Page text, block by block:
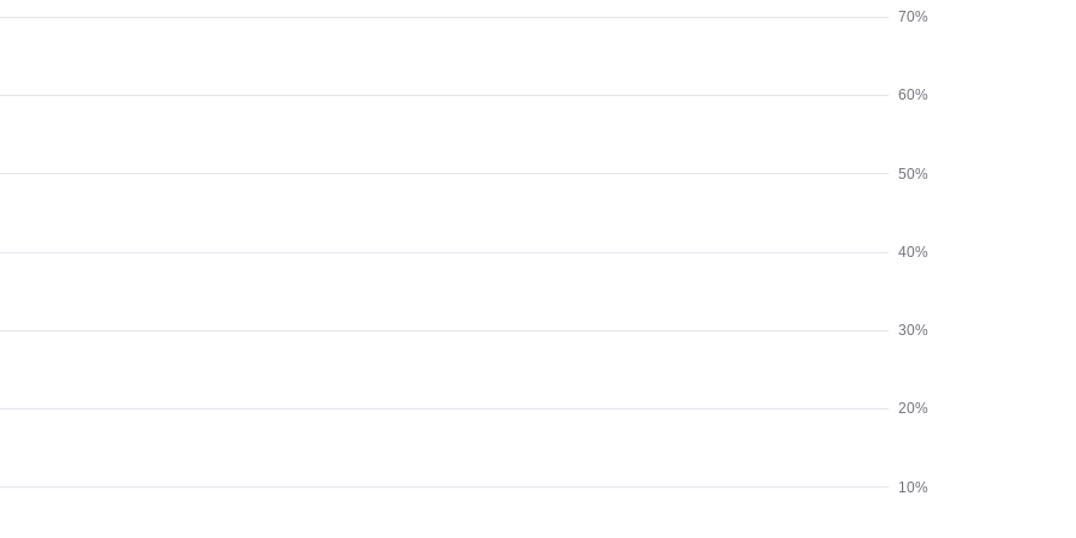
10%
20%
30%
40%
50%
60%
70%